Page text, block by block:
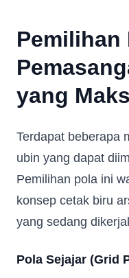
Pemilihan
yang
Terdapat beberapa
ubin yang dapat
Pemilihan pola ini
konsep cetak biru
yang sedang
Pola Sejajar (Grid